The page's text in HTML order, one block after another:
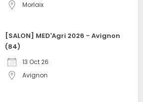
Morlaix
[SALON] MED'Agri 2026 - Avignon
(84)
13 Oct 26
Avignon